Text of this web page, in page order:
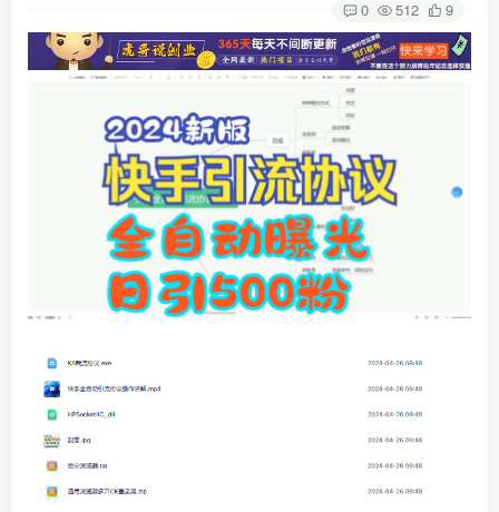
0 512 9